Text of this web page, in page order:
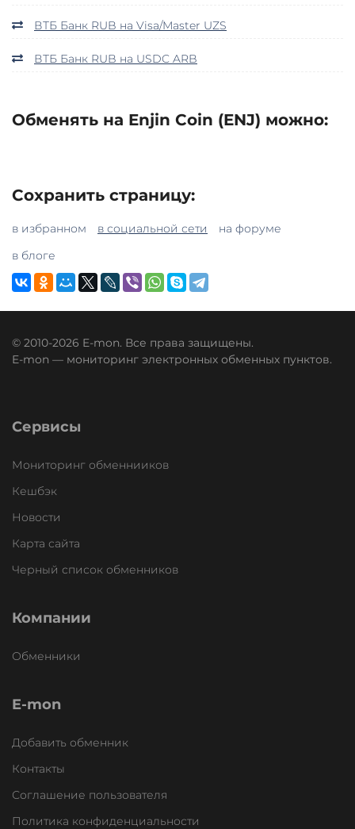
ВТБ Банк RUB на Visa/Master UZS
ВТБ Банк RUB на USDC ARB
Обменять на Enjin Coin (ENJ) можно:
Сохранить страницу:
в избранном в социальной сети
на форуме
в блоге
© 2010-2026 E-mon. Все права защищены.
E-mon — мониторинг электронных обменных пунктов.
Сервисы
Мониторинг обменнииков
Кешбэк
Новости
Карта сайта
Черный список обменников
Компании
Обменники
E-mon
Добавить обменник
Контакты
Соглашение пользователя
Политика конфиденциальности